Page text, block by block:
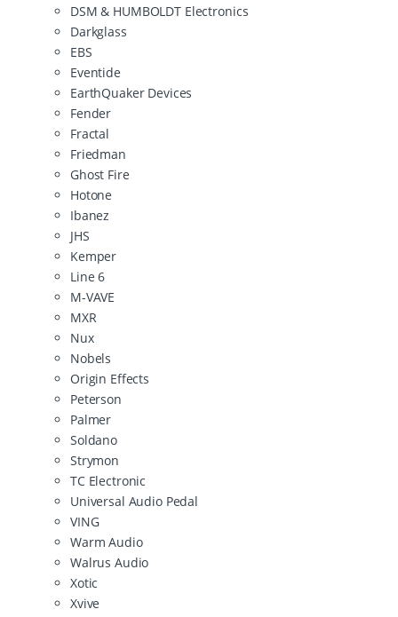
DSM & HUMBOLDT Electronics
Darkglass
EBS
Eventide
EarthQuaker Devices
Fender
Fractal
Friedman
Ghost Fire
Hotone
Ibanez
JHS
Kemper
Line 6
M-VAVE
MXR
Nux
Nobels
Origin Effects
Peterson
Palmer
Soldano
Strymon
TC Electronic
Universal Audio Pedal
VING
Warm Audio
Walrus Audio
Xotic
Xvive